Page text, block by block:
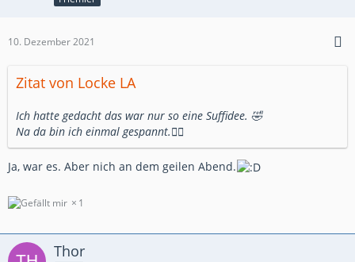
10. Dezember 2021
Zitat von Locke LA
Ich hatte gedacht das war nur so eine Suffidee. 🤣
Na da bin ich einmal gespannt.👍🏼
Ja, war es. Aber nich an dem geilen Abend.
1
Thor